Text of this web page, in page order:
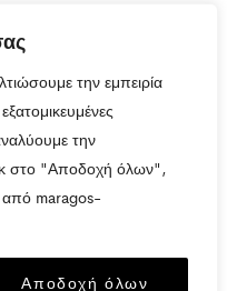
την εμπειρία
την
στο "Αποδοχή όλων",
από maragos-
Αποδοχή όλων